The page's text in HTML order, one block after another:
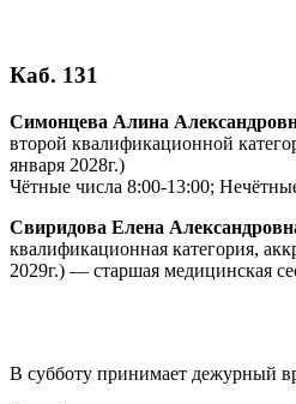
Каб. 131
Симонцева Алина
второй квалификационной
января 2028г.)
Чётные числа 8:00-13:00;
Свиридова Елена
квалификационная категория,
2029г.) — старшая медицинская
В субботу принимает дежурный